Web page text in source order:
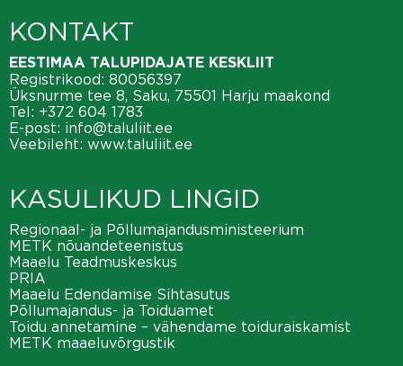
KONTAKT
EESTIMAA TALUPIDAJATE KESKLIIT
Registrikood: 80056397
Üksnurme tee 8, Saku, 75501 Harju maakond
Tel: +372 604 1783
E-post: info@taluliit.ee
Veebileht: www.taluliit.ee
KASULIKUD LINGID
Regionaal- ja Põllumajandusministeerium
METK nõuandeteenistus
Maaelu Teadmuskeskus
PRIA
Maaelu Edendamise Sihtasutus
Põllumajandus- ja Toiduamet
Toidu annetamine – vähendame toiduraiskamist
METK maaeluvõrgustik